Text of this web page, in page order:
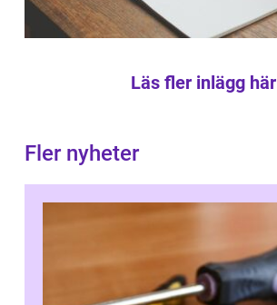
Läs fler inlägg här
Fler nyheter